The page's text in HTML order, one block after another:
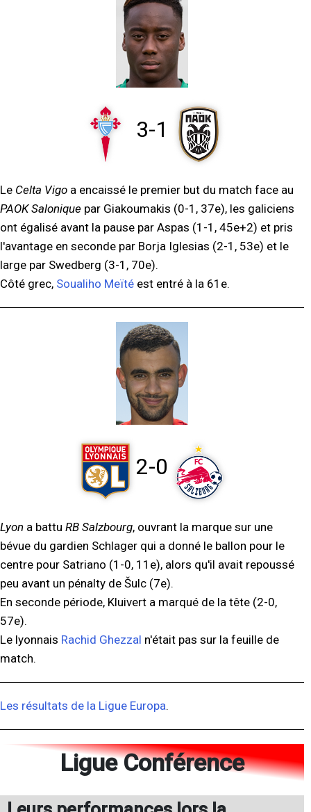
3-1
Le Celta Vigo a encaissé le premier but du match face au
PAOK Salonique par Giakoumakis (0-1, 37e), les galiciens
ont égalisé avant la pause par Aspas (1-1, 45e+2) et pris
l'avantage en seconde par Borja Iglesias (2-1, 53e) et le
large par Swedberg (3-1, 70e).
Côté grec, Soualiho Meïté est entré à la 61e.
2-0
Lyon a battu RB Salzbourg, ouvrant la marque sur une
bévue du gardien Schlager qui a donné le ballon pour le
centre pour Satriano (1-0, 11e), alors qu'il avait repoussé
peu avant un pénalty de Šulc (7e).
En seconde période, Kluivert a marqué de la tête (2-0,
57e).
Le lyonnais Rachid Ghezzal n'était pas sur la feuille de
match.
Les résultats de la Ligue Europa.
Ligue Conférence